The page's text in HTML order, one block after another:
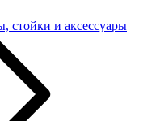
и аксессуары